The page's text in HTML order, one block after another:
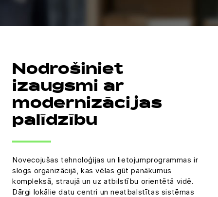
Nodrošiniet
izaugsmi ar
modernizācijas
palīdzību
Novecojušas tehnoloģijas un lietojumprogrammas ir
slogs organizācijā, kas vēlas gūt panākumus
kompleksā, straujā un uz atbilstību orientētā vidē.
Dārgi lokālie datu centri un neatbalstītas sistēmas